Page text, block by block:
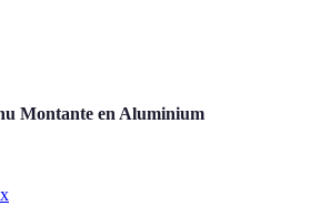
Montante en Aluminium